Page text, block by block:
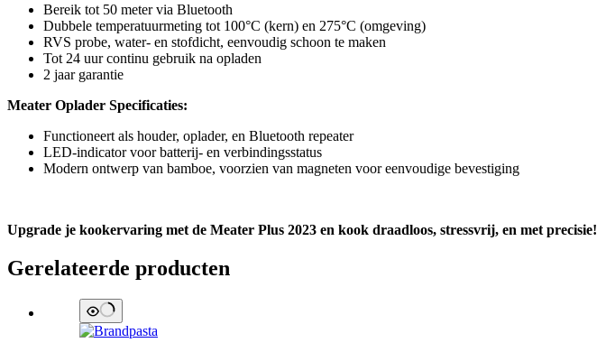
Bereik tot 50 meter via Bluetooth
Dubbele temperatuurmeting tot 100°C (kern) en 275°C (omgeving)
RVS probe, water- en stofdicht, eenvoudig schoon te maken
Tot 24 uur continu gebruik na opladen
2 jaar garantie
Meater Oplader Specificaties:
Functioneert als houder, oplader, en Bluetooth repeater
LED-indicator voor batterij- en verbindingsstatus
Modern ontwerp van bamboe, voorzien van magneten voor eenvoudige bevestiging
Upgrade je kookervaring met de Meater Plus 2023 en kook draadloos, stressvrij, en met precisie!
Gerelateerde producten